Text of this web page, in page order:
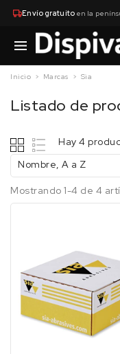
Envío gratuitoen la
Inicio Marcas Sia
Listado de
Hay 4
Nombre, A a Z
Mostrando 1-4 de 4